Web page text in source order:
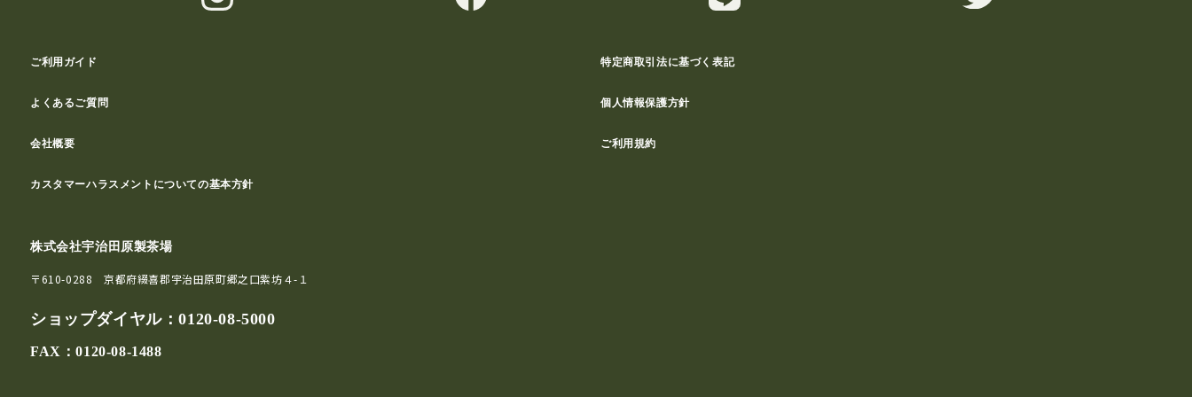
ご利用ガイド 特定商取引法に基づく表記
よくあるご質問 個人情報保護方針
会社概要 ご利用規約
カスタマーハラスメントについての基本方針
株式会社宇治田原製茶場
〒610-0288 京都府綴喜郡宇治田原町郷之口紫坊４-１
ショップダイヤル：0120-08-5000
FAX：0120-08-1488